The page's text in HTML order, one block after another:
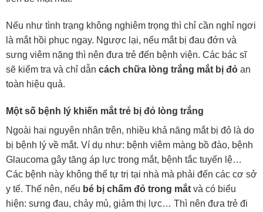
Nếu như tình trạng không nghiêm trọng thì chỉ cần nghỉ ngơi
là mắt hồi phục ngay. Ngược lại, nếu mắt bị đau đớn và
sưng viêm nặng thì nên đưa trẻ đến bệnh viện. Các bác sĩ
sẽ kiểm tra và chỉ dẫn cách chữa lòng trắng mắt bị đỏan
toàn hiệu quả.
Một số bệnh lý khiến mắt trẻ bị đỏ lòng trắng
Ngoài hai nguyên nhân trên, nhiều khả năng mắt bị đỏ là do
bị bệnh lý về mắt. Ví dụ như: bệnh viêm màng bồ đào, bệnh
Glaucoma gây tăng áp lực trong mắt, bệnh tắc tuyến lệ…
Các bệnh này không thể tự trị tại nhà mà phải đến các cơ sở
y tế. Thế nên, nếu bé bị chấm đỏ trong mắtvà có biểu
hiện: sưng đau, chảy mủ, giảm thị lực… Thì nên đưa trẻ đi